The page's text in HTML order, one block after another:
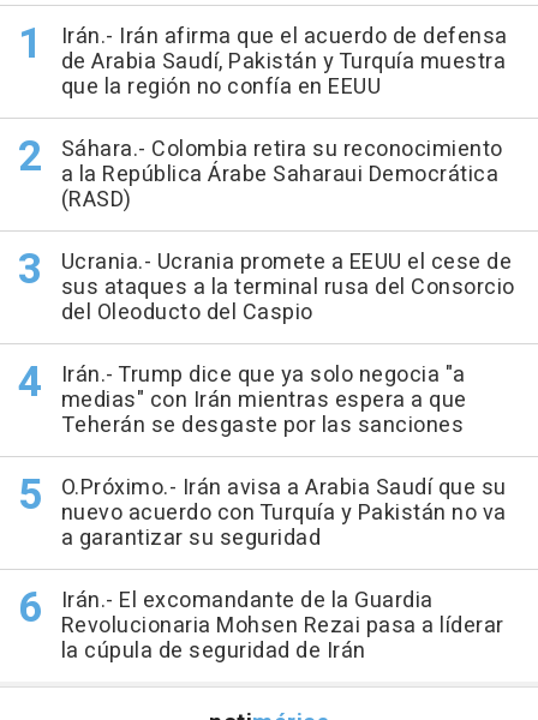
Irán.- Irán afirma que el acuerdo de defensa
de Arabia Saudí, Pakistán y Turquía muestra
que la región no confía en EEUU
Sáhara.- Colombia retira su reconocimiento
a la República Árabe Saharaui Democrática
(RASD)
Ucrania.- Ucrania promete a EEUU el cese de
sus ataques a la terminal rusa del Consorcio
del Oleoducto del Caspio
Irán.- Trump dice que ya solo negocia "a
medias" con Irán mientras espera a que
Teherán se desgaste por las sanciones
O.Próximo.- Irán avisa a Arabia Saudí que su
nuevo acuerdo con Turquía y Pakistán no va
a garantizar su seguridad
Irán.- El excomandante de la Guardia
Revolucionaria Mohsen Rezai pasa a líderar
la cúpula de seguridad de Irán